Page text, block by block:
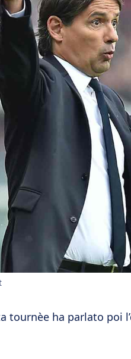
tournèe ha parlato poi